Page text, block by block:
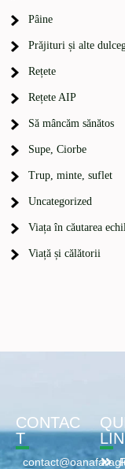
Pâine
Prăjituri și alte
Rețete
Rețete AIP
Să mâncăm sănătos
Supe, Ciorbe
Trup, minte, suflet
Uncategorized
Viața în căutarea
Viață și călătorii
CONTAC
T